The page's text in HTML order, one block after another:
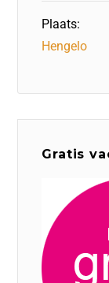
Plaats:
Hengelo
Gratis